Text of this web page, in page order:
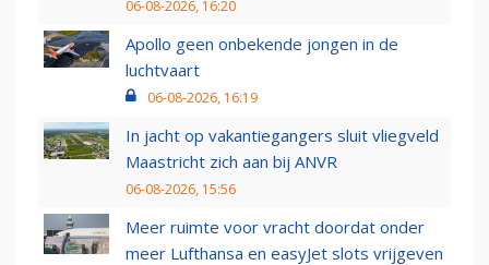
06-08-2026, 16:20
Apollo geen onbekende jongen in de
luchtvaart
06-08-2026, 16:19
In jacht op vakantiegangers sluit vliegveld
Maastricht zich aan bij ANVR
06-08-2026, 15:56
Meer ruimte voor vracht doordat onder
meer Lufthansa en easyJet slots vrijgeven